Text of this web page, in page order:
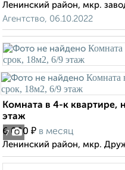
Ленинский район, мкр.
Агентство, 06.10.2022
7
Комната в 4-к квартире,
этаж
6 000 ₽ в месяц
Ленинский район, мкр.